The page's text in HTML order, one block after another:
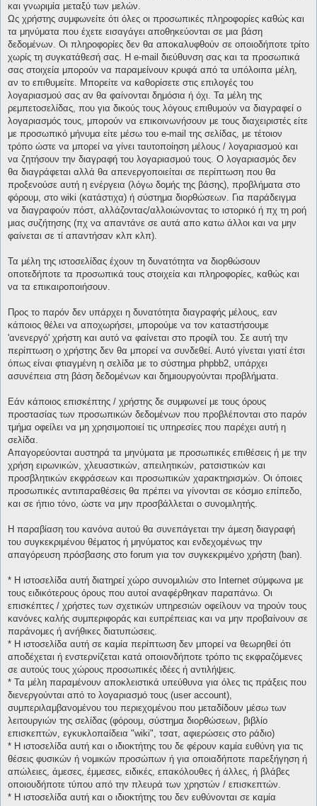
και γνωριμία μεταξύ των μελών.
Ως χρήστης συμφωνείτε ότι όλες οι προσωπικές πληροφορίες καθώς και
τα μηνύματα που έχετε εισαγάγει αποθηκεύονται σε μια βάση
δεδομένων. Οι πληροφορίες δεν θα αποκαλυφθούν σε οποιοδήποτε τρίτο
χωρίς τη συγκατάθεσή σας. Η e-mail διεύθυνση σας και τα προσωπικά
σας στοιχεία μπορούν να παραμείνουν κρυφά από τα υπόλοιπα μέλη,
αν το επιθυμείτε. Μπορείτε να καθορίσετε στις επιλογές του
λογαριασμού σας αν θα φαίνονται δημόσια ή όχι. Τα μέλη της
ρεμπετοσελίδας, που για δικούς τους λόγους επιθυμούν να διαγραφεί ο
λογαριασμός τους, μπορούν να επικοινωνήσουν με τους διαχειριστές είτε
με προσωπικό μήνυμα είτε μέσω του e-mail της σελίδας, με τέτοιον
τρόπο ώστε να μπορεί να γίνει ταυτοποίηση μέλους / λογαριασμού και
να ζητήσουν την διαγραφή του λογαριασμού τους. Ο λογαριασμός δεν
θα διαγράφεται αλλά θα απενεργοποιείται σε περίπτωση που θα
προξενούσε αυτή η ενέργεια (λόγω δομής της βάσης), προβλήματα στο
φόρουμ, στο wiki (κατάστιχα) ή σύστημα διορθώσεων. Για παράδειγμα
να διαγραφούν πόστ, αλλάζοντας/αλλοιώνοντας το ιστορικό ή πχ τη ροή
μιας συζήτησης (πχ να απαντάνε σε αυτά απο κατω άλλοι και να μην
φαίνεται σε τί απαντήσαν κλπ κλπ).
Τα μέλη της ιστοσελίδας έχουν τη δυνατότητα να διορθώσουν
οποτεδήποτε τα προσωπικά τους στοιχεία και πληροφορίες, καθώς και
να τα επικαιροποιήσουν.
Προς το παρόν δεν υπάρχει η δυνατότητα διαγραφής μέλους, εαν
κάποιος θέλει να αποχωρήσει, μπορούμε να τον καταστήσουμε
'ανενεργό' χρήστη και αυτό να φαίνεται στο προφίλ του. Σε αυτή την
περίπτωση ο χρήστης δεν θα μπορεί να συνδεθεί. Αυτό γίνεται γιατί έτσι
όπως είναι φτιαγμένη η σελίδα με το σύστημα phpbb2, υπάρχει
ασυνέπεια στη βάση δεδομένων και δημιουργούνται προβλήματα.
Εάν κάποιος επισκέπτης / χρήστης δε συμφωνεί με τους όρους
προστασίας των προσωπικών δεδομένων που προβλέπονται στο παρόν
τμήμα οφείλει να μη χρησιμοποιεί τις υπηρεσίες που παρέχει αυτή η
σελίδα.
Απαγορεύονται αυστηρά τα μηνύματα με προσωπικές επιθέσεις ή με την
χρήση ειρωνικών, χλευαστικών, απειλητικών, ρατσιστικών και
προσβλητικών εκφράσεων και προσωπικών χαρακτηρισμών. Οι όποιες
προσωπικές αντιπαραθέσεις θα πρέπει να γίνονται σε κόσμιο επίπεδο,
και σε ήπιο τόνο, ώστε να μην προσβάλλεται ο συνομιλητής.
Η παραβίαση του κανόνα αυτού θα συνεπάγεται την άμεση διαγραφή
του συγκεκριμένου θέματος ή μηνύματος και ενδεχομένως την
απαγόρευση πρόσβασης στο forum για τον συγκεκριμένο χρήστη (ban).
* H ιστοσελίδα αυτή διατηρεί χώρο συνομιλιών στο Internet σύμφωνα με
τους ειδικότερους όρους που αυτοί αναφέρθηκαν παραπάνω. Οι
επισκέπτες / χρήστες των σχετικών υπηρεσιών οφείλουν να τηρούν τους
κανόνες καλής συμπεριφοράς και ευπρέπειας και να μην προβαίνουν σε
παράνομες ή ανήθικες διατυπώσεις.
* H ιστοσελίδα αυτή σε καμία περίπτωση δεν μπορεί να θεωρηθεί ότι
αποδέχεται ή ενστερνίζεται κατά οποιονδήποτε τρόπο τις εκφραζόμενες
σε αυτούς τους χώρους προσωπικές ιδέες ή αντιλήψεις.
* Τα μέλη παραμένουν αποκλειστικά υπεύθυνα για όλες τις πράξεις που
διενεργούνται από το λογαριασμό τους (user account),
συμπεριλαμβανομένου του περιεχομένου που μεταδίδουν μέσω των
λειτουργιών της σελίδας (φόρουμ, σύστημα διορθώσεων, βιβλίο
επισκεπτών, εγκυκλοπαίδεια "wiki", τσατ, αφιερώσεις στο ράδιο)
* H ιστοσελίδα αυτή και ο ιδιοκτήτης του δε φέρουν καμία ευθύνη για τις
θέσεις φυσικών ή νομικών προσώπων ή για οποιαδήποτε παρεξήγηση ή
απώλειες, άμεσες, έμμεσες, ειδικές, επακόλουθες ή άλλες, ή βλάβες
οποιουδήποτε τύπου από την πλευρά των χρηστών / επισκεπτών.
* H ιστοσελίδα αυτή και ο ιδιοκτήτης του δεν ευθύνονται σε καμία